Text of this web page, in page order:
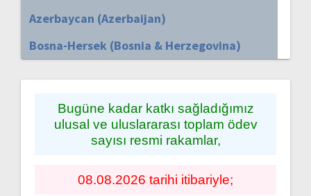
Azerbaycan (Azerbaijan)
Bosna-Hersek (Bosnia & Herzegovina)
Bugüne kadar katkı sağladığımız
ulusal ve uluslararası toplam ödev
sayısı resmi rakamlar,
08.08.2026 tarihi itibariyle;